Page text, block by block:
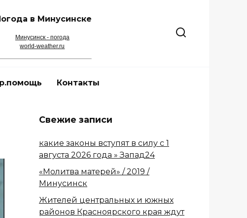
в Минусинске
Минусинск - погода
world-weather.ru
Контакты
Свежие записи
какие законы вступят в силу с 1
августа 2026 года » Запад24
«Молитва матерей» / 2019 /
Минусинск
Жителей центральных и южных
районов Красноярского края ждут